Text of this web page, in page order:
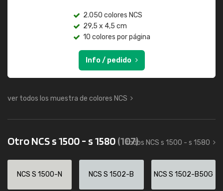
2.050 colores NCS
29,5 x 4,5 cm
10 colores por página
Info / pedido
ver todos los muestra de colores NCS
Otro NCS s 1500 - s 1580(107)
todos NCS s 1500 - s 1580
NCS S 1500-N NCS S 1502-B NCS S 1502-B50G